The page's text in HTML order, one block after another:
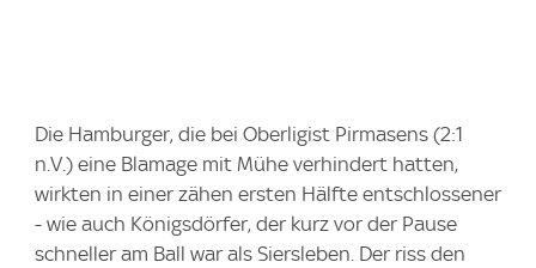
Die Hamburger, die bei Oberligist Pirmasens (2:1
n.V.) eine Blamage mit Mühe verhindert hatten,
wirkten in einer zähen ersten Hälfte entschlossener
- wie auch Königsdörfer, der kurz vor der Pause
schneller am Ball war als Siersleben. Der riss den